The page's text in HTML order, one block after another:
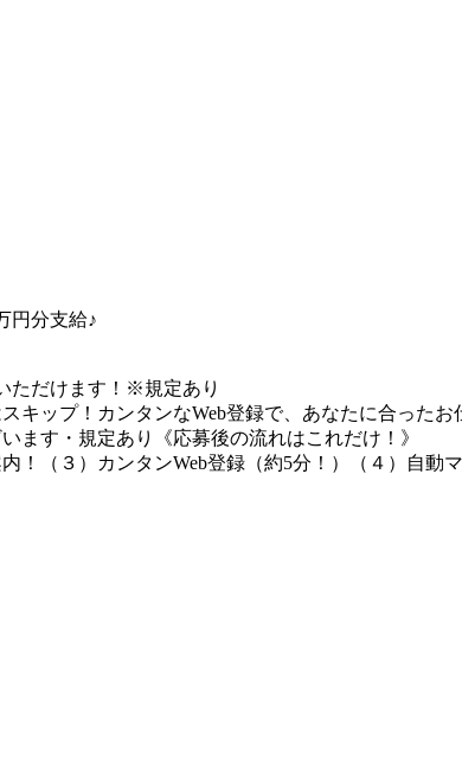
円分支給♪
ただけます！※規定あり
ップ！カンタンなWeb登録で、あなたに合った
す・規定あり《応募後の流れはこれだけ！》
！（３）カンタンWeb登録（約5分！）（４）自